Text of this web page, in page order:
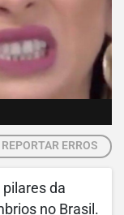
REPORTAR ERROS
da
no Brasil.